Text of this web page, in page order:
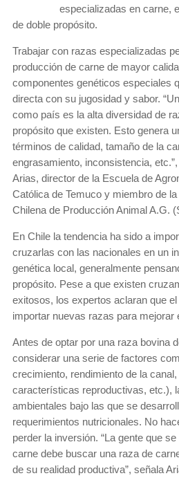
especializadas en carne,
de doble propósito.
Trabajar con razas especializadas
producción de carne de mayor
componentes genéticos especiales
directa con su jugosidad y sabor.
como país es la alta diversidad de
propósito que existen. Esto genera
términos de calidad, tamaño de la
engrasamiento, inconsistencia,
Arias, director de la Escuela de
Católica de Temuco y miembro de
Chilena de Producción Animal A.G.
En Chile la tendencia ha sido a
cruzarlas con las nacionales en un
genética local, generalmente
propósito. Pese a que existen
exitosos, los expertos aclaran que
importar nuevas razas para mejorar
Antes de optar por una raza bovina
considerar una serie de factores
crecimiento, rendimiento de la
características reproductivas, etc.),
ambientales bajo las que se
requerimientos nutricionales. No
perder la inversión. “La gente que
carne debe buscar una raza de
de su realidad productiva”, señala